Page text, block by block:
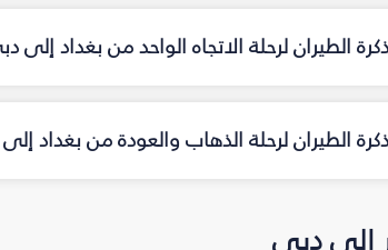
الطيران لرحلة الاتجاه الواحد من بغداد إلى
الطيران لرحلة الذهاب والعودة من بغداد
إلى دبي